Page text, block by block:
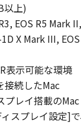
以上)
EOS R5 Mark
1D X Mark III,
表示可能な環境
接続したMac
プレイ搭載のMac
スプレイ設定]